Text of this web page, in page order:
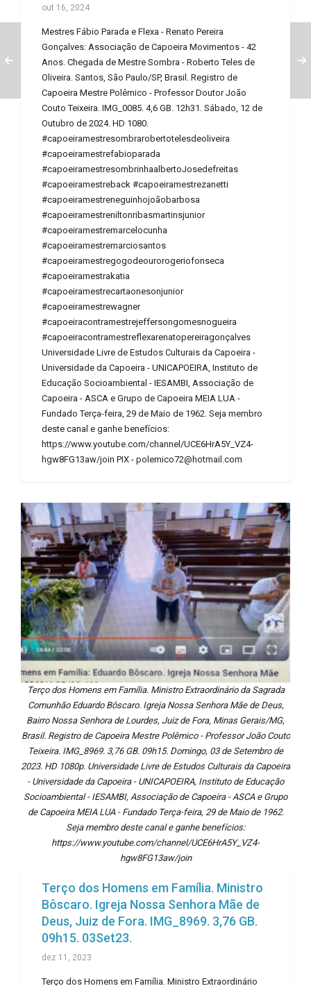
out 16, 2024
Mestres Fábio Parada e Flexa - Renato Pereira
Gonçalves: Associação de Capoeira Movimentos - 42
Anos. Chegada de Mestre Sombra - Roberto Teles de
Oliveira. Santos, São Paulo/SP, Brasil. Registro de
Capoeira Mestre Polêmico - Professor Doutor João
Couto Teixeira. IMG_0085. 4,6 GB. 12h31. Sábado, 12 de
Outubro de 2024. HD 1080.
#capoeiramestresombrarobertotelesdeoliveira
#capoeiramestrefabioparada
#capoeiramestresombrinhaalbertoJosedefreitas
#capoeiramestreback #capoeiramestrezanetti
#capoeiramestreneguinhojoãobarbosa
#capoeiramestreniltonribasmartinsjunior
#capoeiramestremarcelocunha
#capoeiramestremarciosantos
#capoeiramestregogodeourorogeriofonseca
#capoeiramestrakatia
#capoeiramestrecartaonesonjunior
#capoeiramestrewagner
#capoeiracontramestrejeffersongomesnogueira
#capoeiracontramestreflexarenatopereiragonçalves
Universidade Livre de Estudos Culturais da Capoeira -
Universidade da Capoeira - UNICAPOEIRA, Instituto de
Educação Socioambiental - IESAMBI, Associação de
Capoeira - ASCA e Grupo de Capoeira MEIA LUA -
Fundado Terça-feira, 29 de Maio de 1962. Seja membro
deste canal e ganhe benefícios:
https://www.youtube.com/channel/UCE6HrA5Y_VZ4-
hgw8FG13aw/join PIX - polemico72@hotmail.com
Terço dos Homens em Família. Ministro Extraordinário da Sagrada
Comunhão Eduardo Bôscaro. Igreja Nossa Senhora Mãe de Deus,
Bairro Nossa Senhora de Lourdes, Juiz de Fora, Minas Gerais/MG,
Brasil. Registro de Capoeira Mestre Polêmico - Professor João Couto
Teixeira. IMG_8969. 3,76 GB. 09h15. Domingo, 03 de Setembro de
2023. HD 1080p. Universidade Livre de Estudos Culturais da Capoeira
- Universidade da Capoeira - UNICAPOEIRA, Instituto de Educação
Socioambiental - IESAMBI, Associação de Capoeira - ASCA e Grupo
de Capoeira MEIA LUA - Fundado Terça-feira, 29 de Maio de 1962.
Seja membro deste canal e ganhe benefícios:
https://www.youtube.com/channel/UCE6HrA5Y_VZ4-
hgw8FG13aw/join
Terço dos Homens em Família. Ministro
Bôscaro. Igreja Nossa Senhora Mãe de
Deus, Juiz de Fora. IMG_8969. 3,76 GB.
09h15. 03Set23.
dez 11, 2023
Terço dos Homens em Família. Ministro Extraordinário